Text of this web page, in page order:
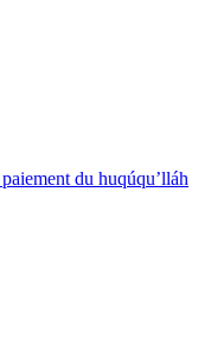
du huqúqu’lláh